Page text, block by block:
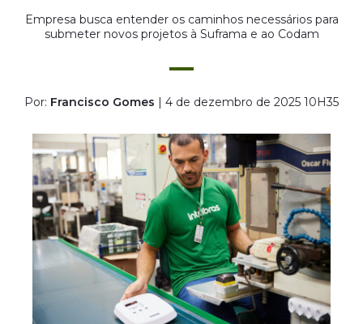
Empresa busca entender os caminhos necessários para
submeter novos projetos à Suframa e ao Codam
Por: Francisco Gomes | 4 de dezembro de 2025 10H35